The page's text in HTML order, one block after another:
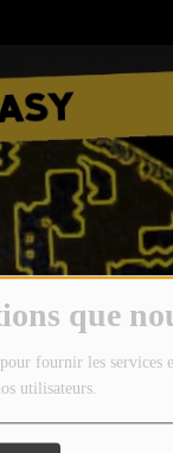
que
fournir les
utilisateurs.